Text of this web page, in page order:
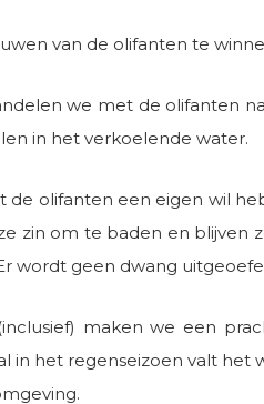
van de olifanten te
we met de olifanten
in het verkoelende water.
de olifanten een eigen wil
zin om te baden en blijven
wordt geen dwang
maken we een
in het regenseizoen valt